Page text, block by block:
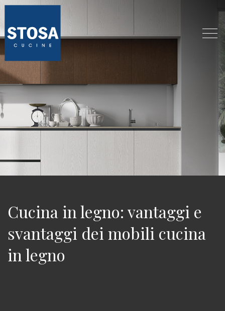
Cucina in legno: vantaggi e
svantaggi dei mobili cucina
in legno